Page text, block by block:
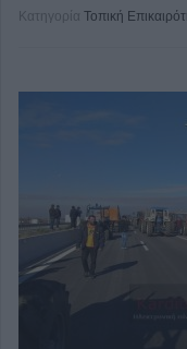
Κατηγορία Τοπική